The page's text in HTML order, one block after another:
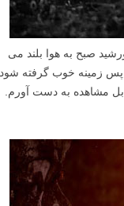
صبح به هوا بلند می
پس زمینه خوب گرفته شود.
مشاهده به دست آورم.